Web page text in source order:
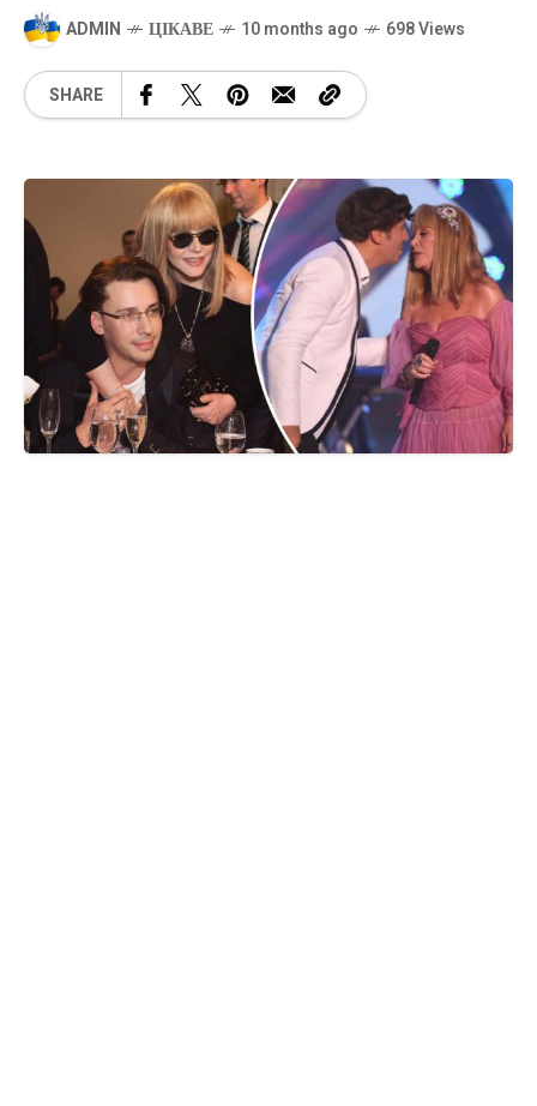
ADMIN ЦІКАВЕ 10 months ago 698 Views
SHARE